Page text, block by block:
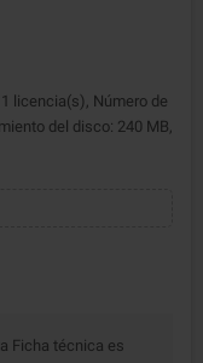
licencia(s), Número de
del disco: 240 MB,
Ficha técnica es